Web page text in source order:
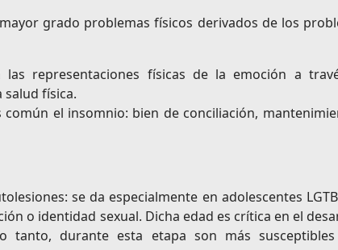
grado problemas físicos derivados de los
las representaciones físicas de la emoción a
física.
común el insomnio: bien de conciliación,
se da especialmente en adolescentes
o identidad sexual. Dicha edad es crítica en el
tanto, durante esta etapa son más